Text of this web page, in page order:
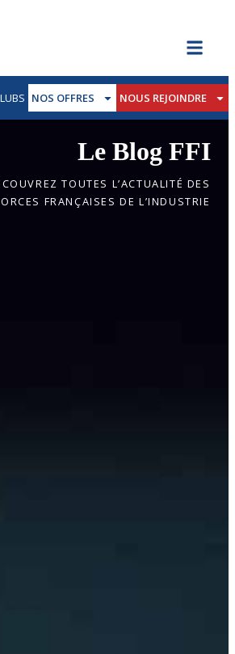
NOS OFFRES NOUS REJOINDRE
Le Blog FFI
TOUTES L’ACTUALITÉ DES
FRANÇAISES DE L’INDUSTRIE